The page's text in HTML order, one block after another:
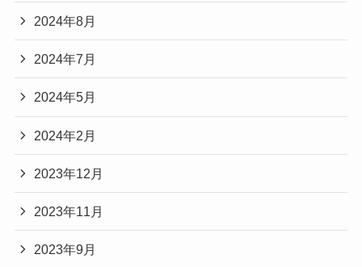
2024年8月
2024年7月
2024年5月
2024年2月
2023年12月
2023年11月
2023年9月